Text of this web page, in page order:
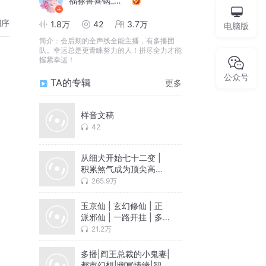
1.8万 42 3.7万
简介： 会后期的全声线全能主播，有多播团
队。幸运总是更青睐努力的人！拼尽全力才能
握紧幸运！
TA的专辑 更多
样音文稿
42
从细犬开始七十二变 |
积累煞气成为顶尖高手 |
自带系统 | 多人有声剧
265.9万
玉京仙 | 玄幻修仙 | 正
派邪仙 | 一路开挂 | 多
播有声剧
21.2万
多播|阎王总裁的小鬼妻|
电脑版
公众号